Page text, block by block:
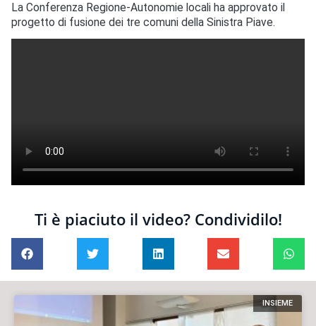
La Conferenza Regione-Autonomie locali ha approvato il
progetto di fusione dei tre comuni della Sinistra Piave.
Ti è piaciuto il video? Condividilo!
INSIEME